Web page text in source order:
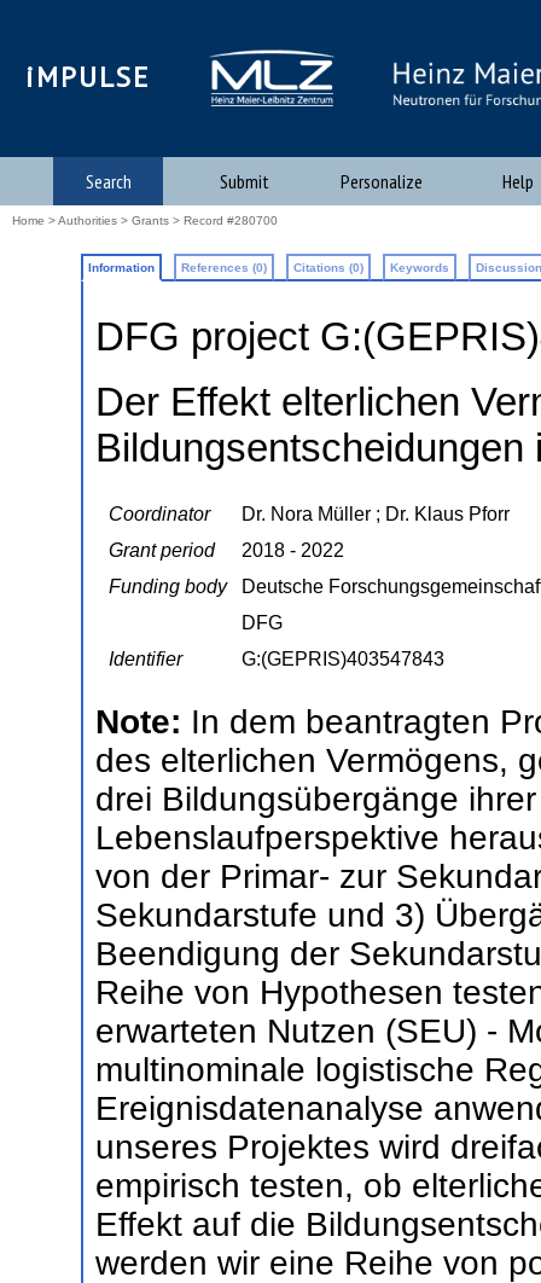
iMPULSE
Search Submit Personalize Help
Home >Authorities > Grants > Record #280700
Information References (0) Citations (0) Keywords
DFG project
Der Effekt elterlichen
Bildungsentscheidungen
Coordinator
Dr. Nora Müller ; Dr. Klaus Pforr
Grant period
2018 - 2022
Funding body
Deutsche
DFG
Identifier
G:(GEPRIS)403547843
Note: In dem beantragten
des elterlichen Vermögens,
drei Bildungsübergänge
Lebenslaufperspektive
von der Primar- zur
Sekundarstufe und 3)
Beendigung der
Reihe von Hypothesen
erwarteten Nutzen (SEU) -
multinominale logistische
Ereignisdatenanalyse
unseres Projektes wird
empirisch testen, ob
Effekt auf die
werden wir eine Reihe von